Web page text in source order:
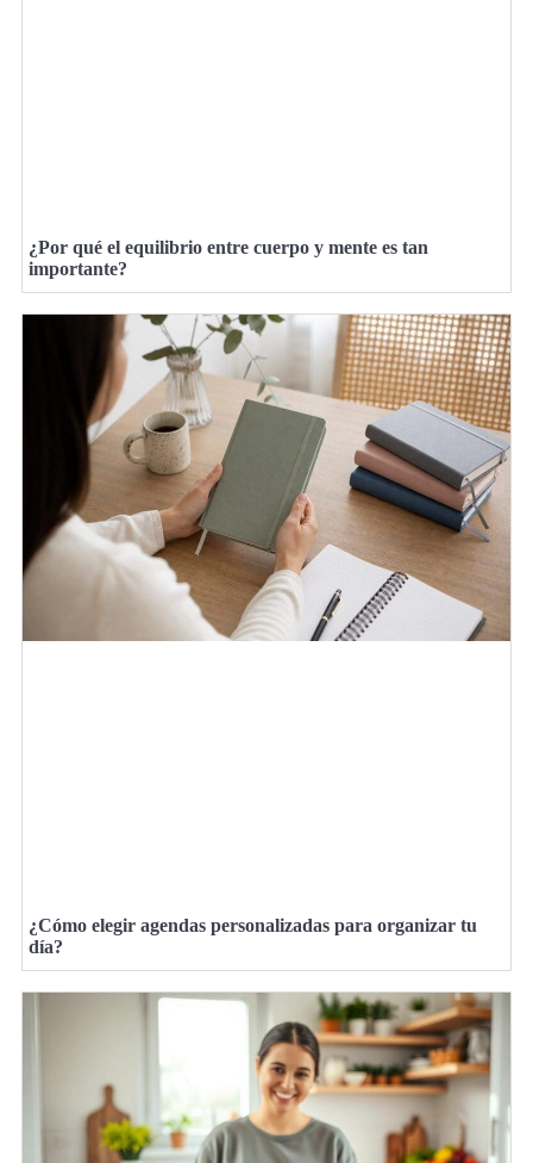
¿Por qué el equilibrio entre cuerpo y mente es tan
importante?
¿Cómo elegir agendas personalizadas para organizar tu
día?